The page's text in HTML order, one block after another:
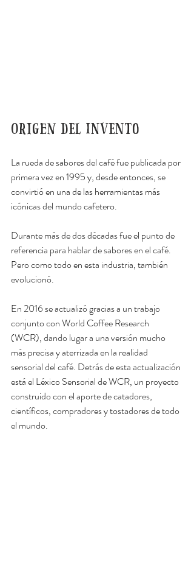
Origen del invento
La rueda de sabores del café fue publicada por
primera vez en 1995 y, desde entonces, se
convirtió en una de las herramientas más
icónicas del mundo cafetero.
Durante más de dos décadas fue el punto de
referencia para hablar de sabores en el café.
Pero como todo en esta industria, también
evolucionó.
En 2016 se actualizó gracias a un trabajo
conjunto con World Coffee Research
(WCR), dando lugar a una versión mucho
más precisa y aterrizada en la realidad
sensorial del café. Detrás de esta actualización
está el Léxico Sensorial de WCR, un proyecto
construido con el aporte de catadores,
científicos, compradores y tostadores de todo
el mundo.